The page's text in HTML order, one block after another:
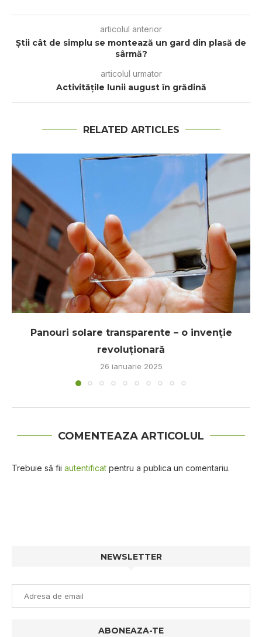
articolul anterior
Ştii cât de simplu se montează un gard din plasă de
sârmă?
articolul urmator
Activitățile lunii august în grădină
RELATED ARTICLES
Panouri solare transparente – o invenție
revoluționară
26 ianuarie 2025
COMENTEAZA ARTICOLUL
Trebuie să fii autentificat pentru a publica un comentariu.
NEWSLETTER